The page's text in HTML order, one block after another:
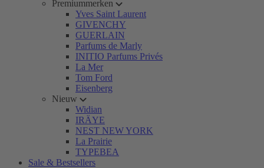
Premiummerken
Yves Saint Laurent
GIVENCHY
GUERLAIN
Parfums de Marly
INITIO Parfums Privés
La Mer
Tom Ford
Eisenberg
Nieuw
Widian
IRÄYE
NEST NEW YORK
La Prairie
TYPEBEA
Sale & Bestsellers